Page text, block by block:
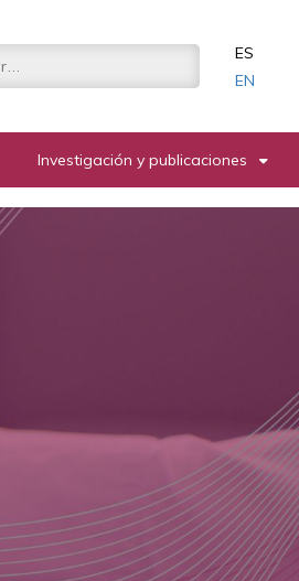
ES
EN
Investigación y publicaciones